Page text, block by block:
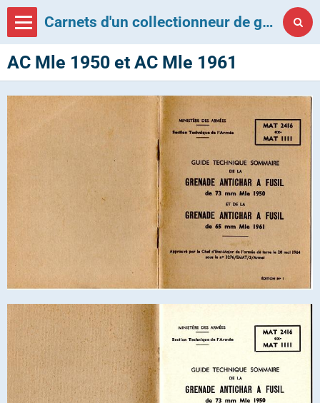
Carnets d'un collectionneur de grenades françaises
AC Mle 1950 et AC Mle 1961